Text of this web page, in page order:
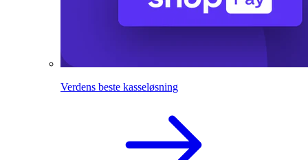
Verdens beste kasseløsning